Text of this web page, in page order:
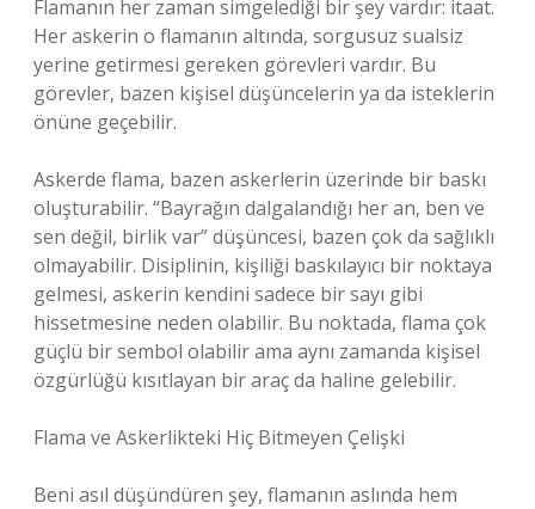
Flamanın her zaman simgelediği bir şey vardır: itaat.
Her askerin o flamanın altında, sorgusuz sualsiz
yerine getirmesi gereken görevleri vardır. Bu
görevler, bazen kişisel düşüncelerin ya da isteklerin
önüne geçebilir.
Askerde flama, bazen askerlerin üzerinde bir baskı
oluşturabilir. “Bayrağın dalgalandığı her an, ben ve
sen değil, birlik var” düşüncesi, bazen çok da sağlıklı
olmayabilir. Disiplinin, kişiliği baskılayıcı bir noktaya
gelmesi, askerin kendini sadece bir sayı gibi
hissetmesine neden olabilir. Bu noktada, flama çok
güçlü bir sembol olabilir ama aynı zamanda kişisel
özgürlüğü kısıtlayan bir araç da haline gelebilir.
Flama ve Askerlikteki Hiç Bitmeyen Çelişki
Beni asıl düşündüren şey, flamanın aslında hem